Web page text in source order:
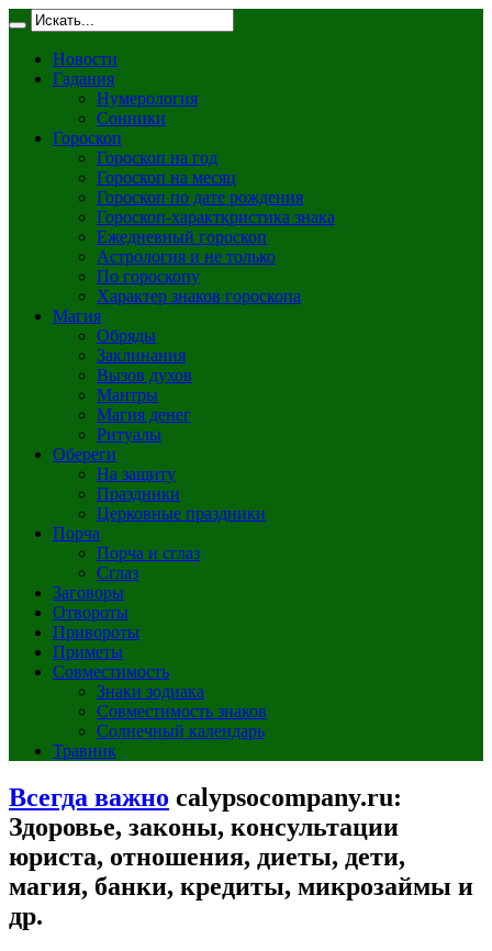
Новости
Гадания
Нумерология
Сонники
Гороскоп
Гороскоп на год
Гороскоп на месяц
Гороскоп по дате рождения
Гороскоп-характкристика знака
Ежедневный гороскоп
Астрология и не только
По гороскопу
Характер знаков гороскопа
Магия
Обряды
Заклинания
Вызов духов
Мантры
Магия денег
Ритуалы
Обереги
На защиту
Праздники
Церковные праздники
Порча
Порча и сглаз
Сглаз
Заговоры
Отвороты
Привороты
Приметы
Совместимость
Знаки зодиака
Совместимость знаков
Солнечный календарь
Травник
Всегда важно calypsocompany.ru:
Здоровье, законы, консультации
юриста, отношения, диеты, дети,
магия, банки, кредиты, микрозаймы и
др.